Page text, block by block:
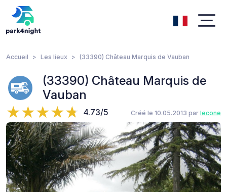
Accueil Les lieux (33390) Château Marquis de Vauban
(33390) Château Marquis de
Vauban
4.73/5 Créé le 10.05.2013 par lecone